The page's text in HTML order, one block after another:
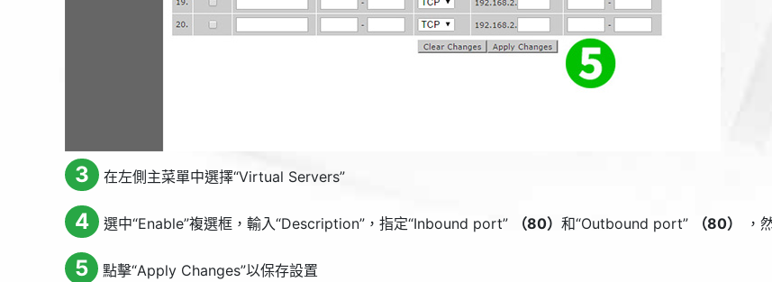
3 在左側主菜單中選擇“Virtual Servers”
4 選中“Enable”複選框，輸入“Description”，指定“Inbound port” （80） 和“Outbound port” （80） ，
5 點擊“Apply Changes”以保存設置